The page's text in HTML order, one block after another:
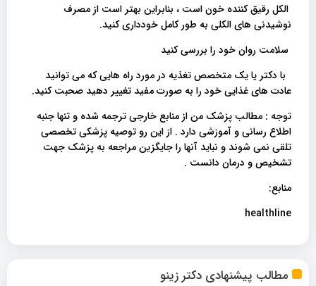
مطالب پیشنهادی دکتر زینو
الکل رقیق کننده خون است ، بنابراین بهتر است از مصرف
نوشیدنی های الکلی به طور کامل خودداری کنید.
سلامت روان خود را بررسی کنید
با دکتر یا یک متخصص تغذیه در مورد راه هایی که می توانید
عادت های غذایی خود را به صورت مفید تغییر دهید صحبت کنید.
توجه : مطالب پزشک من از منابع خارجی ترجمه شده و تنها جنبه
اطلاع رسانی و آموزشی دارد . از این رو توصیه پزشکی تخصصی
تلقی نمی شوند و نباید آنها را جایگزین مراجعه به پزشک جهت
تشخیص و درمان دانست .
منابع:
healthline